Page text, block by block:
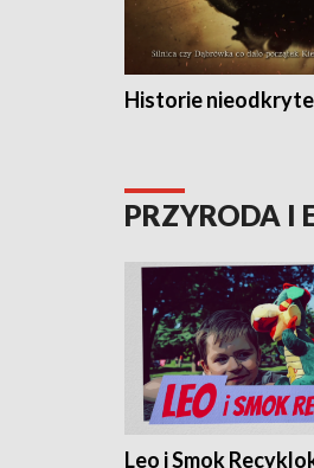
Historie nieodkryte
PRZYRODA I
Leo i Smok